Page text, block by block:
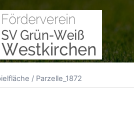
/ Parzelle_1872